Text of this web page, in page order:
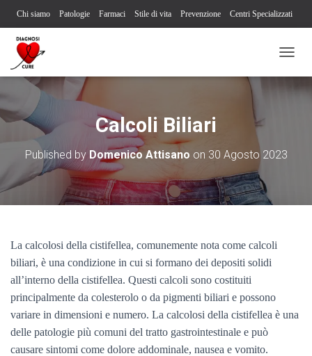
Chi siamo Patologie Farmaci Stile di vita Prevenzione Centri Specializzati
Associazioni Pazienti
A
I
T
Calcoli Biliari
Published by Domenico Attisano on 30 Agosto 2023
La calcolosi della cistifellea, comunemente nota come calcoli
biliari, è una condizione in cui si formano dei depositi solidi
all’interno della cistifellea. Questi calcoli sono costituiti
principalmente da colesterolo o da pigmenti biliari e possono
variare in dimensioni e numero. La calcolosi della cistifellea è una
delle patologie più comuni del tratto gastrointestinale e può
causare sintomi come dolore addominale, nausea e vomito.